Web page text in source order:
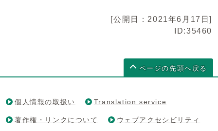
[公開日：2021年6月17日]
ID:35460
ページの先頭へ戻る
個人情報の取扱い Translation service
著作権・リンクについて ウェブアクセシビリティ